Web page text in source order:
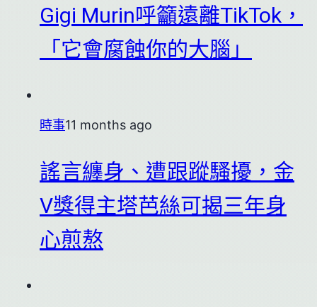
Gigi Murin呼籲遠離TikTok，
「它會腐蝕你的大腦」
時事11 months ago
謠言纏身、遭跟蹤騷擾，金
V獎得主塔芭絲可揭三年身
心煎熬